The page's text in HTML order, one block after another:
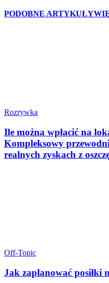
PODOBNE ARTYKUŁY
Rozrywka
Ile można wpłacić na
Kompleksowy
realnych zyskach z
Off-Topic
Jak zaplanować posiłki